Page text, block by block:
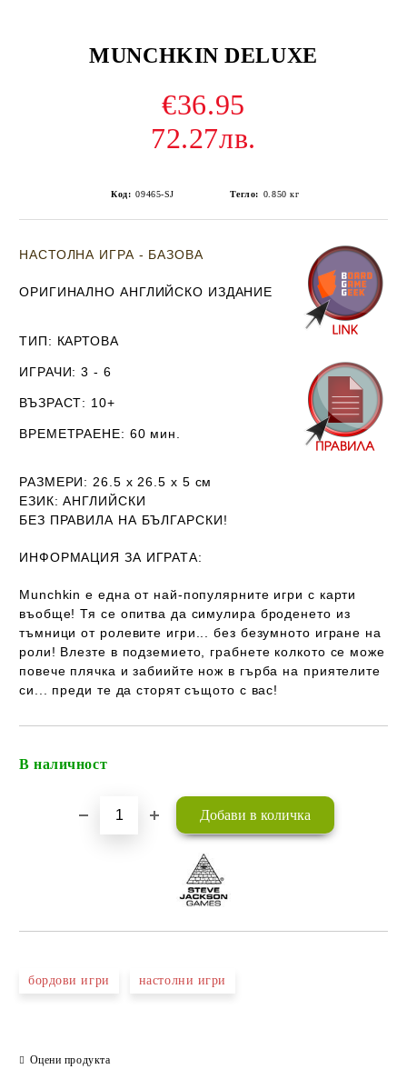
MUNCHKIN DELUXE
€36.95
72.27лв.
Код: 09465-SJ Тегло: 0.850 кг
НАСТОЛНА ИГРА - БАЗОВА
ОРИГИНАЛНО АНГЛИЙСКО ИЗДАНИЕ
ТИП: КАРТОВА
ИГРАЧИ: 3 - 6
ВЪЗРАСТ: 10+
ВРЕМЕТРАЕНЕ: 60 мин.
РАЗМЕРИ: 26.5 х 26.5 х 5 см
ЕЗИК: АНГЛИЙСКИ
БЕЗ ПРАВИЛА НА БЪЛГАРСКИ!
ИНФОРМАЦИЯ ЗА ИГРАТА:
Munchkin е една от най-популярните игри с карти
въобще! Тя се опитва да симулира броденето из
тъмници от ролевите игри... без безумното игране на
роли! Влезте в подземието, грабнете колкото се може
повече плячка и забиийте нож в гърба на приятелите
си... преди те да сторят същото с вас!
В наличност
бордови игри настолни игри
Оцени продукта